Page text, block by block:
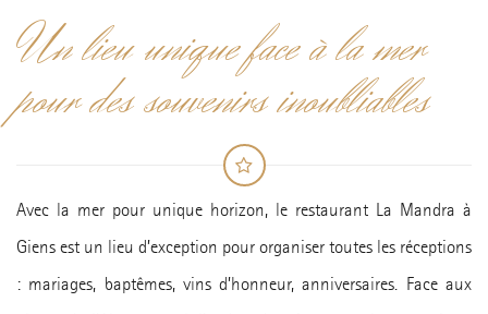
Un lieu unique face à la mer
pour des souvenirs inoubliables
Avec la mer pour unique horizon, le restaurant La Mandra à
Giens est un lieu d’exception pour organiser toutes les réceptions
: mariages, baptêmes, vins d’honneur, anniversaires. Face aux